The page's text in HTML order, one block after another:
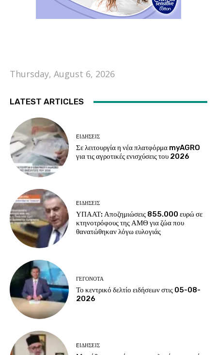
Thursday, August 6, 2026
LATEST ARTICLES
EΙΔΗΣΕΙΣ
Σε λειτουργία η νέα πλατφόρμα myAGRO
για τις αγροτικές ενισχύσεις του 2026
EΙΔΗΣΕΙΣ
ΥΠΑΑΤ: Αποζημιώσεις 855.000 ευρώ σε
κτηνοτρόφους της ΑΜΘ για ζώα που
θανατώθηκαν λόγω ευλογιάς
ΓΕΓΟΝΟΤΑ
Το κεντρικό δελτίο ειδήσεων στις 05-08-
2026
EΙΔΗΣΕΙΣ